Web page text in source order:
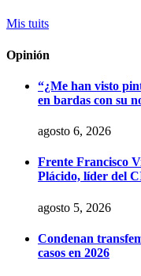
Mis tuits
Opinión
“¿Me han visto
en bardas con su
agosto 6, 2026
Frente Francisco
Plácido, líder del
agosto 5, 2026
Condenan
casos en 2026